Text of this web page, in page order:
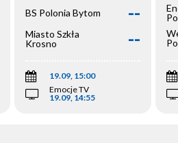
BS Polonia Bytom --
Miasto Szkła
Krosno
--
19.09, 15:00
Emocje TV
19.09, 14:55